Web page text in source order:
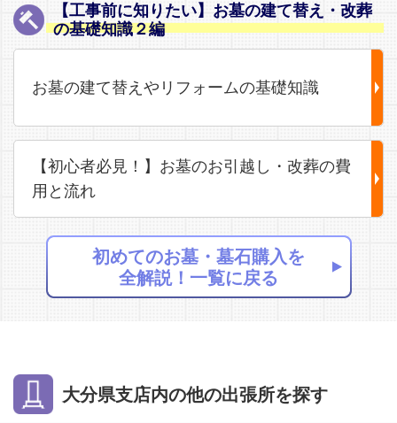
【工事前に知りたい】お墓の建て替え・改葬
の基礎知識２編
お墓の建て替えやリフォームの基礎知識
【初心者必見！】お墓のお引越し・改葬の費
用と流れ
初めてのお墓・墓石購入を
全解説！一覧に戻る
大分県支店内の他の出張所を探す